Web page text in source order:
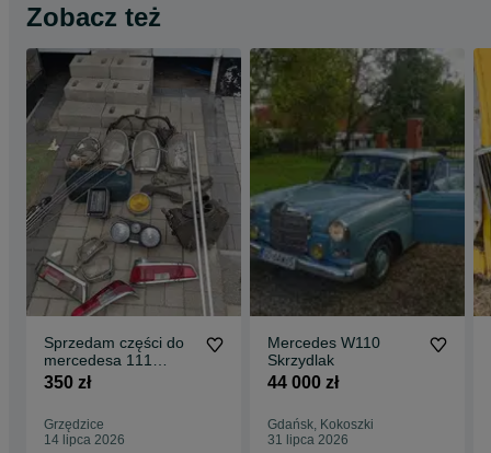
Zobacz też
Sprzedam części do
mercedesa 111
licznik .
350 zł
Grzędzice
14 lipca 2026
Mercedes W110
Skrzydlak
44 000 zł
Gdańsk, Kokoszki
31 lipca 2026